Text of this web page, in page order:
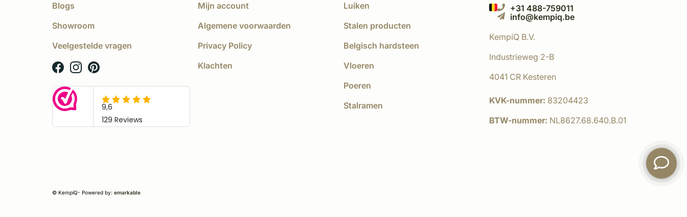
Blogs
Showroom
Veelgestelde vragen
Mijn account
Algemene voorwaarden
Privacy Policy
Klachten
Luiken
Stalen producten
Belgisch hardsteen
Vloeren
Poeren
Stalramen
+31 488-759011
info@kempiq.be
KempíQ B.V.
Industrieweg 2-B
4041 CR Kesteren
KVK-nummer: 83204423
BTW-nummer: NL8627.68.640.B.01
© KempíQ- Powered by: emarkable